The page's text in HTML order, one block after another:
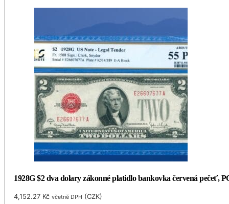
1928G $2 dva dolary zákonné platidlo bankovka červená pečeť,
4,152.27 Kč včetně DPH (CZK)